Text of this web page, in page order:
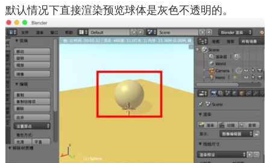
默认情况下直接渲染预览球体是灰色不透明的。